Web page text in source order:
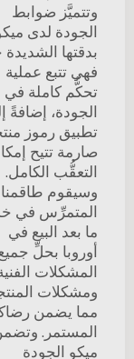
وتتميَّز ضوابط
الجودة لدى
بدقتها الشديدة
فهي تتبع عملية
تحكُّم كاملة في
الجودة، إضافةً
تطبيق رموز
صارمة تتيح
التعقُّب الكامل.
وسيقوم طاقمنا
المتمرِّس في
ما بعد البيع في
أوروبا بحلِّ
المشكلات
ومشكلات
مما يضمن
المستمر.
ميكو الجودة